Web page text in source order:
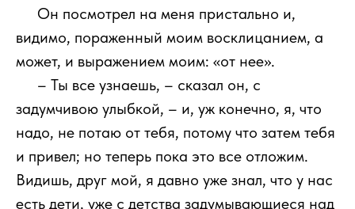
Он посмотрел на меня пристально и,
видимо, пораженный моим восклицанием, а
может, и выражением моим: «от нее».
– Ты все узнаешь, – сказал он, с
задумчивою улыбкой, – и, уж конечно, я, что
надо, не потаю от тебя, потому что затем тебя
и привел; но теперь пока это все отложим.
Видишь, друг мой, я давно уже знал, что у нас
есть дети, уже с детства задумывающиеся над